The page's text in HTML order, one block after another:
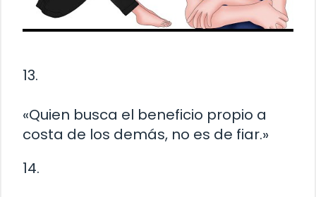
13.
«Quien busca el beneficio propio a
costa de los demás, no es de fiar.»
14.